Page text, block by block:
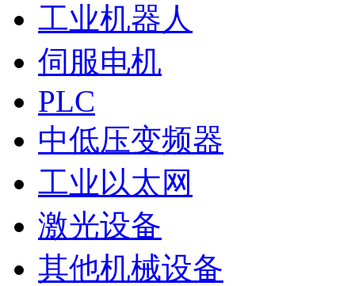
工业机器人
伺服电机
PLC
中低压变频器
工业以太网
激光设备
其他机械设备